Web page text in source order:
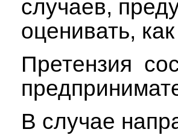
случаев,
оценивать,
Претензия
В случае